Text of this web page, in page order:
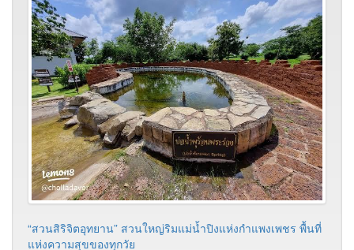
“สวนสิริจิตอุทยาน” สวนใหญ่ริมแม่น้ำปิงแห่งกำแพงเพชร พื้นที่
แห่งความสุขของทุกวัย